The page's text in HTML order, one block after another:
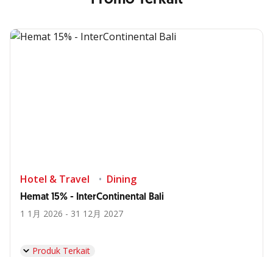
Hotel & Travel Dining
Hemat 15% - InterContinental Bali
1 1月 2026 - 31 12月 2027
Produk Terkait